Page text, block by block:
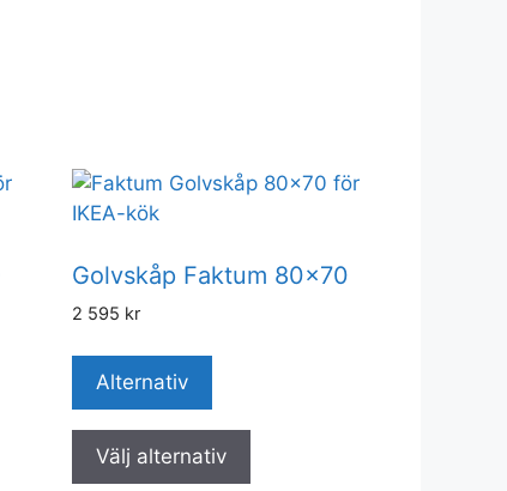
Golvskåp Faktum 80×70
2 595 kr
Alternativ
Välj alternativ